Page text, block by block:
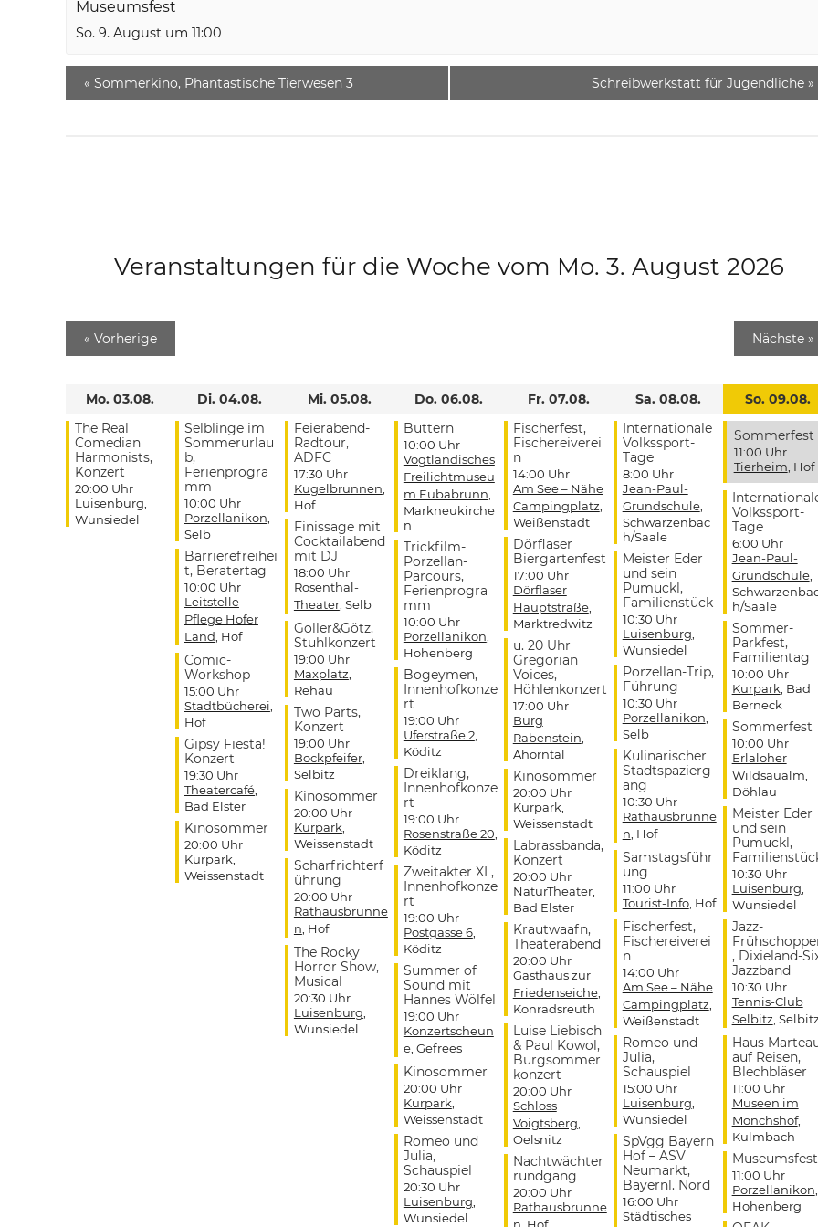
Museumsfest
So. 9. August um 11:00
« Sommerkino, Phantastische Tierwesen 3 Schreibwerkstatt für Jugendliche »
Veranstaltungen für die Woche vom Mo. 3. August 2026
« Vorherige Nächste »
Mo. 03.08.
The Real
Comedian
Harmonists,
Konzert
20:00 Uhr
Luisenburg
Wunsiedel
Di. 04.08.
Selblinge im
Sommerurlau
b,
Ferienprogra
mm
10:00 Uhr
Porzellanikon
Selb
Barrierefreihei
t, Beratertag
10:00 Uhr
Leitstelle
Pflege Hofer
Land , Hof
Comic-
Workshop
15:00 Uhr
Stadtbücherei
Hof
Gipsy Fiesta!
Konzert
19:30 Uhr
Theatercafé,
Bad Elster
Kinosommer
20:00 Uhr
Kurpark
Weissenstadt
Mi. 05.08.
Feierabend-
Radtour,
ADFC
17:30 Uhr
Kugelbrunnen
Hof
Finissage mit
Cocktailabend
mit DJ
18:00 Uhr
Rosenthal-
Theater, Selb
Goller&Götz,
Stuhlkonzert
19:00 Uhr
Maxplatz
Rehau
Two Parts,
Konzert
19:00 Uhr
Bockpfeifer,
Selbitz
Kinosommer
20:00 Uhr
Kurpark
Weissenstadt
Scharfrichterf
ührung
20:00 Uhr
Rathausbrunne
n , Hof
The Rocky
Horror Show,
Musical
20:30 Uhr
Luisenburg
Wunsiedel
Do. 06.08.
Buttern
10:00 Uhr
Vogtländisches
Freilichtmuseu
m Eubabrunn
Markneukirche
n
Trickfilm-
Porzellan-
Parcours,
Ferienprogra
mm
10:00 Uhr
Porzellanikon
Hohenberg
Bogeymen,
Innenhofkonze
rt
19:00 Uhr
Uferstraße 2,
Köditz
Dreiklang,
Innenhofkonze
rt
19:00 Uhr
Rosenstraße 20
Köditz
Zweitakter XL,
Innenhofkonze
rt
19:00 Uhr
Postgasse 6,
Köditz
Summer of
Sound mit
Hannes Wölfel
19:00 Uhr
Konzertscheun
e, Gefrees
Kinosommer
20:00 Uhr
Kurpark
Weissenstadt
Romeo und
Julia,
Schauspiel
20:30 Uhr
Luisenburg
Wunsiedel
Fr. 07.08.
Fischerfest,
Fischereiverei
n
14:00 Uhr
Am See – Nähe
Campingplatz
Weißenstadt
Dörflaser
Biergartenfest
17:00 Uhr
Dörflaser
Hauptstraße,
Marktredwitz
u. 20 Uhr
Gregorian
Voices,
Höhlenkonzert
17:00 Uhr
Burg
Rabenstein
Ahorntal
Kinosommer
20:00 Uhr
Kurpark
Weissenstadt
Labrassbanda,
Konzert
20:00 Uhr
NaturTheater,
Bad Elster
Krautwaafn,
Theaterabend
20:00 Uhr
Gasthaus zur
Friedenseiche,
Konradsreuth
Luise Liebisch
& Paul Kowol,
Burgsommer
konzert
20:00 Uhr
Schloss
Voigtsberg
Oelsnitz
Nachtwächter
rundgang
20:00 Uhr
Rathausbrunne
Sa. 08.08.
Internationale
Volkssport-
Tage
8:00 Uhr
Jean-Paul-
Grundschule,
Schwarzenbac
h/Saale
Meister Eder
und sein
Pumuckl,
Familienstück
10:30 Uhr
Luisenburg
Wunsiedel
Porzellan-Trip,
Führung
10:30 Uhr
Porzellanikon
Selb
Kulinarischer
Stadtspazierg
ang
10:30 Uhr
Rathausbrunne
n , Hof
Samstagsführ
ung
11:00 Uhr
Tourist-Info, Hof
Fischerfest,
Fischereiverei
n
14:00 Uhr
Am See – Nähe
Campingplatz
Weißenstadt
Romeo und
Julia,
Schauspiel
15:00 Uhr
Luisenburg
Wunsiedel
SpVgg Bayern
Hof – ASV
Neumarkt,
Bayernl. Nord
16:00 Uhr
Städtisches
So. 09.08.
Sommerfest
11:00 Uhr
Tierheim , Hof
Volkssport-
Tage
6:00 Uhr
Jean-Paul-
Grundschule,
h/Saale
Sommer-
Parkfest,
Familientag
10:00 Uhr
Kurpark , Bad
Berneck
Sommerfest
10:00 Uhr
Erlaloher
Wildsaualm
Döhlau
Meister Eder
und sein
Pumuckl,
10:30 Uhr
Luisenburg
Wunsiedel
Jazz-
, Dixieland-
Jazzband
10:30 Uhr
Tennis-Club
Selbitz ,
Haus
auf Reisen,
Blechbläser
11:00 Uhr
Museen im
Mönchshof,
Kulmbach
Museumsfest
11:00 Uhr
Porzellanikon
Hohenberg